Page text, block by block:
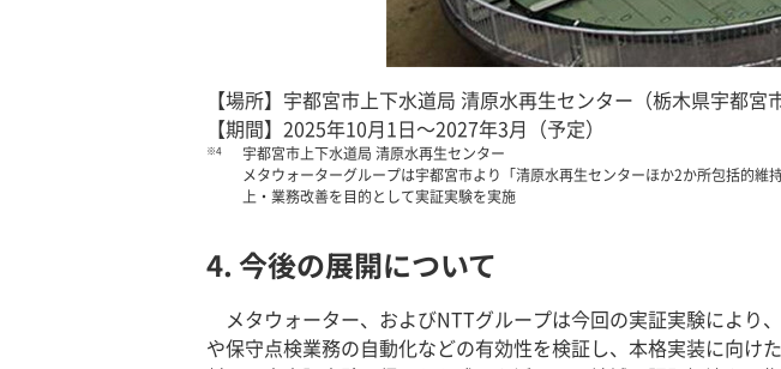
【場所】宇都宮市上下水道局 清原水再生センター（栃木県宇都宮
【期間】2025年10月1日～2027年3月（予定）
※4
宇都宮市上下水道局 清原水再生センター
メタウォーターグループは宇都宮市より「清原水再生センターほか2か所包括的
上・業務改善を目的として実証実験を実施
4. 今後の展開について
メタウォーター、およびNTTグループは今回の実証実験によ
や保守点検業務の自動化などの有効性を検証し、本格実装に向